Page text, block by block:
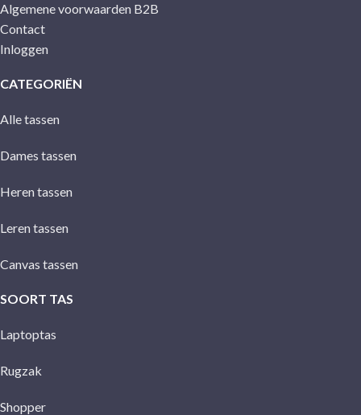
Algemene voorwaarden B2B
Contact
Inloggen
CATEGORIËN
Alle tassen
Dames tassen
Heren tassen
Leren tassen
Canvas tassen
SOORT TAS
Laptoptas
Rugzak
Shopper